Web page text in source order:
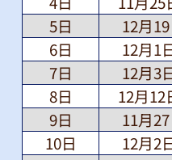
5日
12月
6日
12月1
7日
12月3
8日
12月12
9日
11月
10日
12月2